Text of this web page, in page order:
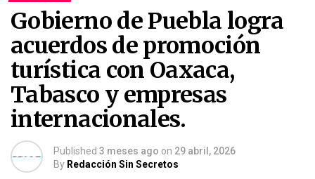
Gobierno de Puebla logra
acuerdos de promoción
turística con Oaxaca,
Tabasco y empresas
internacionales.
Published 3 meses ago on 29 abril, 2026
By Redacción Sin Secretos